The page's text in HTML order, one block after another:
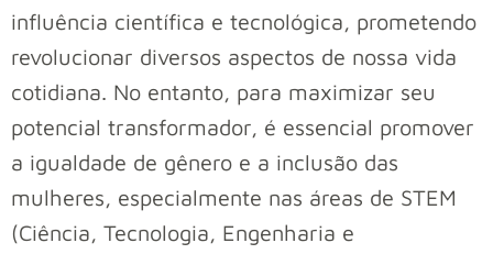
influência científica e tecnológica, prometendo
revolucionar diversos aspectos de nossa vida
cotidiana. No entanto, para maximizar seu
potencial transformador, é essencial promover
a igualdade de gênero e a inclusão das
mulheres, especialmente nas áreas de STEM
(Ciência, Tecnologia, Engenharia e